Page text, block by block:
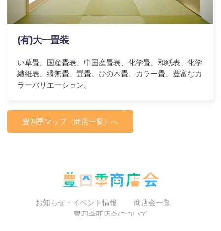
(有)大一畳装
い草畳、国産畳表、中国産畳表、化学畳、和紙表、化学
繊維表、縁無畳、置畳、ひの木畳、カラー畳、豊富なカ
ラーバリエーション。
豊四季マップ（商店一覧）へ
お知らせ・イベント情報
商店会一覧
豊四季商店会について